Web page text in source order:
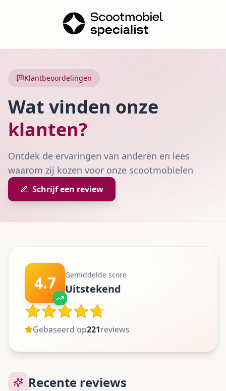
Klantbeoordelingen
Wat vinden onze
klanten?
Ontdek de ervaringen van anderen en lees
waarom zij kozen voor onze scootmobielen
Schrijf een review
4.7 Gemiddelde score
Uitstekend
Gebaseerd op221reviews
Recente reviews